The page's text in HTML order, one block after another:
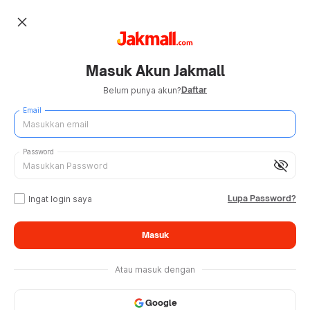
close
Masuk Akun Jakmall
Belum punya akun?Daftar
Email
visibility_off
Password
Ingat login saya Lupa Password?
Masuk
Atau masuk dengan
Google